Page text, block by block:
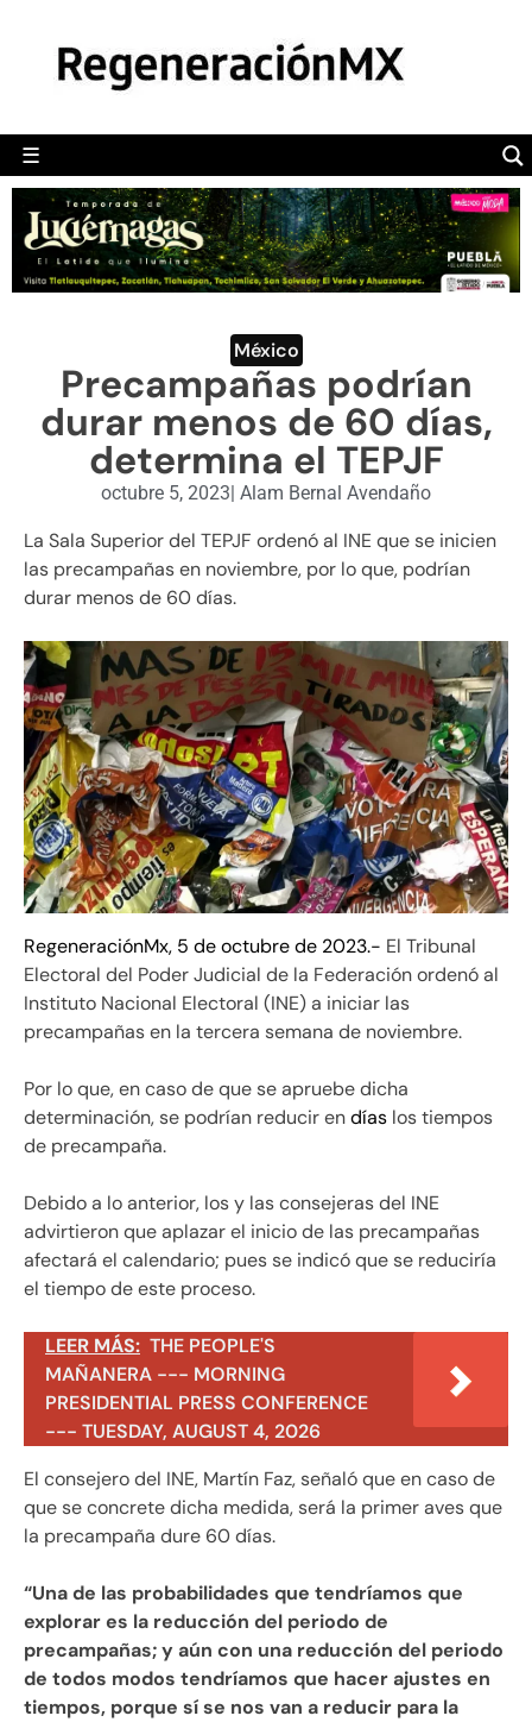
☰
POLÍTICA
CAMALEÓN
OPINIÓN
DEPORTES
ENGLISH SECTION
VIDEOS
México
Precampañas podrían
durar menos de 60 días,
determina el TEPJF
octubre 5, 2023| Alam Bernal Avendaño
La Sala Superior del TEPJF ordenó al INE que se inicien
las precampañas en noviembre, por lo que, podrían
durar menos de 60 días.
RegeneraciónMx, 5 de octubre de 2023.- El Tribunal
Electoral del Poder Judicial de la Federación ordenó al
Instituto Nacional Electoral (INE) a iniciar las
precampañas en la tercera semana de noviembre.
Por lo que, en caso de que se apruebe dicha
determinación, se podrían reducir endías los tiempos
de precampaña.
Debido a lo anterior, los y las consejeras del INE
advirtieron que aplazar el inicio de las precampañas
afectará el calendario; pues se indicó que se reduciría
el tiempo de este proceso.
LEER MÁS: THE PEOPLE'S
MAÑANERA --- MORNING
PRESIDENTIAL PRESS CONFERENCE
--- TUESDAY, AUGUST 4, 2026
El consejero del INE, Martín Faz, señaló que en caso de
que se concrete dicha medida, será la primer aves que
la precampaña dure 60 días.
“Una de las probabilidades que tendríamos que
explorar es la reducción del periodo de
precampañas; y aún con una reducción del periodo
de todos modos tendríamos que hacer ajustes en
tiempos, porque sí se nos van a reducir para la